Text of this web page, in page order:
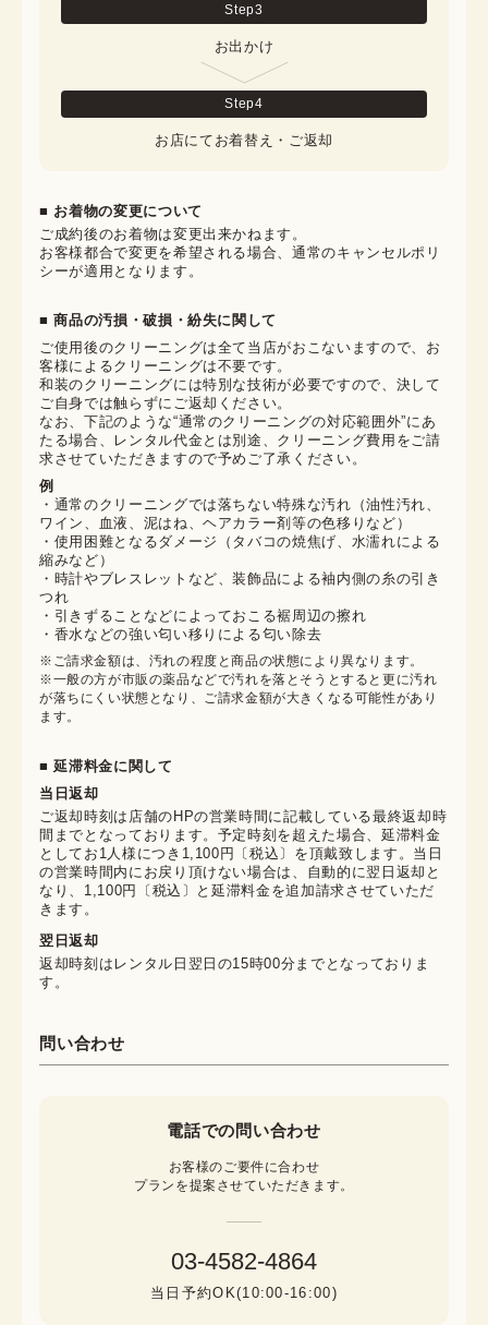
Step3
お出かけ
Step4
お店にてお着替え・ご返却
■ お着物の変更について
ご成約後のお着物は変更出来かねます。
お客様都合で変更を希望される場合、通常のキャンセルポリ
シーが適用となります。
■ 商品の汚損・破損・紛失に関して
ご使用後のクリーニングは全て当店がおこないますので、お
客様によるクリーニングは不要です。
和装のクリーニングには特別な技術が必要ですので、決して
ご自身では触らずにご返却ください。
なお、下記のような“通常のクリーニングの対応範囲外”にあ
たる場合、レンタル代金とは別途、クリーニング費用をご請
求させていただきますので予めご了承ください。
例
・通常のクリーニングでは落ちない特殊な汚れ（油性汚れ、
ワイン、血液、泥はね、ヘアカラー剤等の色移りなど）
・使用困難となるダメージ（タバコの焼焦げ、水濡れによる
縮みなど）
・時計やブレスレットなど、装飾品による袖内側の糸の引き
つれ
・引きずることなどによっておこる裾周辺の擦れ
・香水などの強い匂い移りによる匂い除去
※ご請求金額は、汚れの程度と商品の状態により異なります。
※一般の方が市販の薬品などで汚れを落とそうとすると更に汚れ
が落ちにくい状態となり、ご請求金額が大きくなる可能性があり
ます。
■ 延滞料金に関して
当日返却
ご返却時刻は店舗のHPの営業時間に記載している最終返却時
間までとなっております。予定時刻を超えた場合、延滞料金
としてお1人様につき1,100円〔税込〕を頂戴致します。当日
の営業時間内にお戻り頂けない場合は、自動的に翌日返却と
なり、1,100円〔税込〕と延滞料金を追加請求させていただ
きます。
翌日返却
返却時刻はレンタル日翌日の15時00分までとなっておりま
す。
問い合わせ
電話での問い合わせ
お客様のご要件に合わせ
プランを提案させていただきます。
03-4582-4864
当日予約OK(10:00-16:00)